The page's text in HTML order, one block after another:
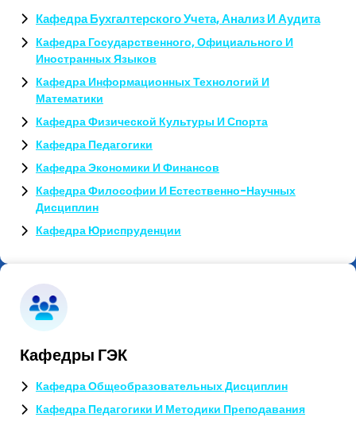
Кафедра Бухгалтерского Учета, Анализ И Аудита
Кафедра Государственного, Официального И
Иностранных Языков
Кафедра Информационных Технологий И
Математики
Кафедра Физической Культуры И Спорта
Кафедра Педагогики
Кафедра Экономики И Финансов
Кафедра Философии И Естественно-Научных
Дисциплин
Кафедра Юриспруденции
Кафедры ГЭК
Кафедра Общеобразовательных Дисциплин
Кафедра Педагогики И Методики Преподавания